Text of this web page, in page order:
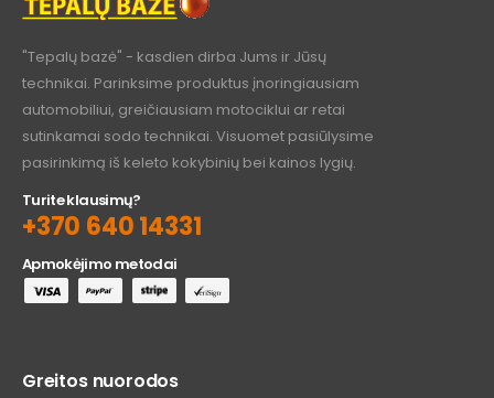
"Tepalų bazė" - kasdien dirba Jums ir Jūsų
technikai. Parinksime produktus įnoringiausiam
automobiliui, greičiausiam motociklui ar retai
sutinkamai sodo technikai. Visuomet pasiūlysime
pasirinkimą iš keleto kokybinių bei kainos lygių.
Turite klausimų?
+370 640 14331
Apmokėjimo metodai
Greitos nuorodos